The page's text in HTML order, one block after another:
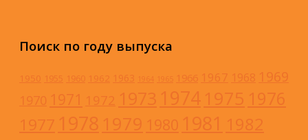
Поиск по году выпуска
1950 1955 1960 1962 1963 1964 1965 1966 1967 1968 1969
1970 1971 1972 1973 1974 1975 1976
1977 1978 1979 1980 1981 1982